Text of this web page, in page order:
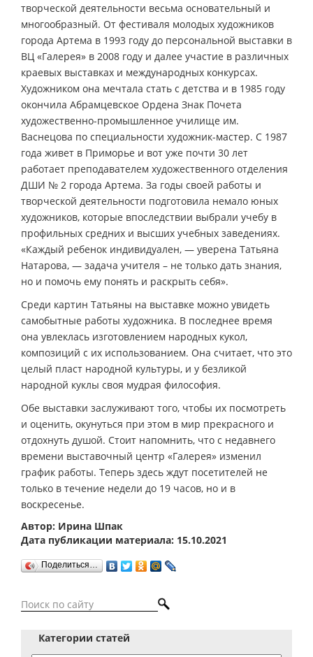
творческой деятельности весьма основательный и
многообразный. От фестиваля молодых художников
города Артема в 1993 году до персональной выставки в
ВЦ «Галерея» в 2008 году и далее участие в различных
краевых выставках и международных конкурсах.
Художником она мечтала стать с детства и в 1985 году
окончила Абрамцевское Ордена Знак Почета
художественно-промышленное училище им.
Васнецова по специальности художник-мастер. С 1987
года живет в Приморье и вот уже почти 30 лет
работает преподавателем художественного отделения
ДШИ № 2 города Артема. За годы своей работы и
творческой деятельности подготовила немало юных
художников, которые впоследствии выбрали учебу в
профильных средних и высших учебных заведениях.
«Каждый ребенок индивидуален, — уверена Татьяна
Натарова, — задача учителя – не только дать знания,
но и помочь ему понять и раскрыть себя».
Среди картин Татьяны на выставке можно увидеть
самобытные работы художника. В последнее время
она увлеклась изготовлением народных кукол,
композиций с их использованием. Она считает, что это
целый пласт народной культуры, и у безликой
народной куклы своя мудрая философия.
Обе выставки заслуживают того, чтобы их посмотреть
и оценить, окунуться при этом в мир прекрасного и
отдохнуть душой. Стоит напомнить, что с недавнего
времени выставочный центр «Галерея» изменил
график работы. Теперь здесь ждут посетителей не
только в течение недели до 19 часов, но и в
воскресенье.
Автор: Ирина Шпак
Дата публикации материала: 15.10.2021
Поделиться…
Категории статей